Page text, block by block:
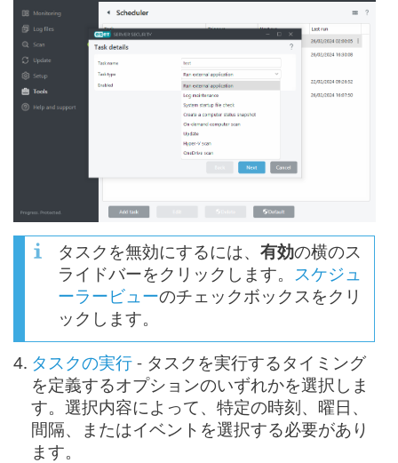
タスクを無効にするには、 有効の横のス
ライドバーをクリックします。
スケジュ
ーラービューのチェックボックスをクリ
ックします。
4. タスクの実行 - タスクを実行するタイミング
を定義するオプションのいずれかを選択しま
す。選択内容によって、特定の時刻、曜日、
間隔、またはイベントを選択する必要があり
ます。